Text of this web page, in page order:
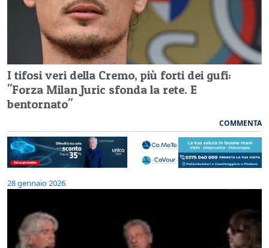
I tifosi veri della Cremo, più forti dei gufi:
"Forza Milan Juric sfonda la rete. E
bentornato"
COMMENTA
28 gennaio 2026